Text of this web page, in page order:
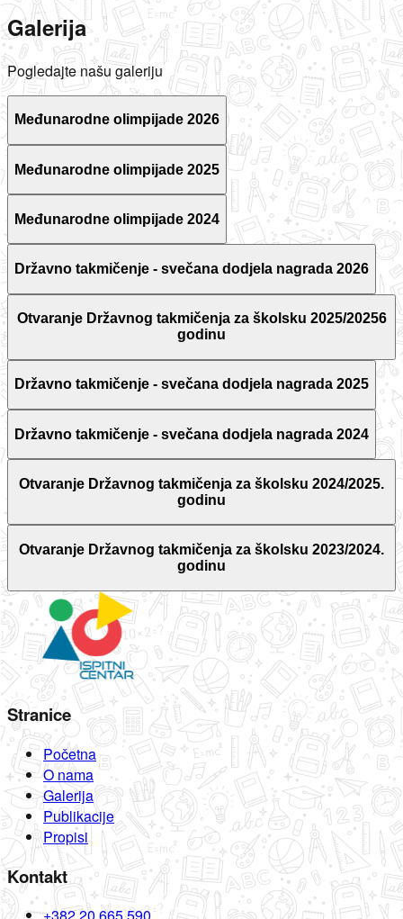
Galerija
Pogledajte našu galeriju
Međunarodne olimpijade 2026
Međunarodne olimpijade 2025
Međunarodne olimpijade 2024
Državno takmičenje - svečana dodjela nagrada 2026
Otvaranje Državnog takmičenja za školsku 2025/20256
godinu
Državno takmičenje - svečana dodjela nagrada 2025
Državno takmičenje - svečana dodjela nagrada 2024
Otvaranje Državnog takmičenja za školsku 2024/2025.
godinu
Otvaranje Državnog takmičenja za školsku 2023/2024.
godinu
Stranice
Početna
O nama
Galerija
Publikacije
Propisi
Kontakt